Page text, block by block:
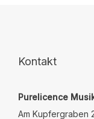
Kontakt
Purelicence
Am Kupfergraben